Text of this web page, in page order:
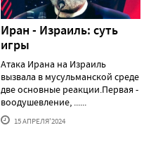
Иран - Израиль: суть
игры
Атака Ирана на Израиль
вызвала в мусульманской среде
две основные реакции.Первая -
воодушевление, ......
15 АПРЕЛЯ'2024